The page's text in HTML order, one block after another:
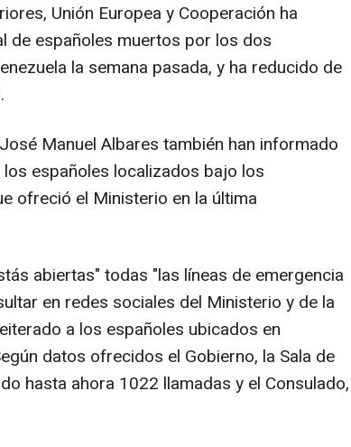
Unión Europea y Cooperación ha
de españoles muertos por los dos
la semana pasada, y ha reducido de
Manuel Albares también han informado
españoles localizados bajo los
ofreció el Ministerio en la última
abiertas" todas "las líneas de emergencia
en redes sociales del Ministerio y de la
a los españoles ubicados en
datos ofrecidos el Gobierno, la Sala de
hasta ahora 1022 llamadas y el Consulado,